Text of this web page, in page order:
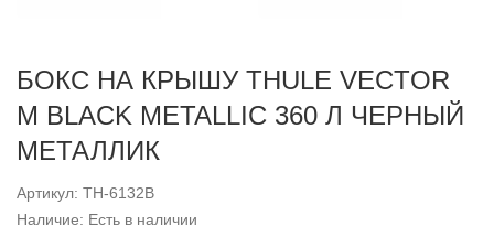
БОКС НА КРЫШУ THULE VECTOR
M BLACK METALLIC 360 Л ЧЕРНЫЙ
МЕТАЛЛИК
Артикул: TH-6132B
Наличие: Есть в наличии